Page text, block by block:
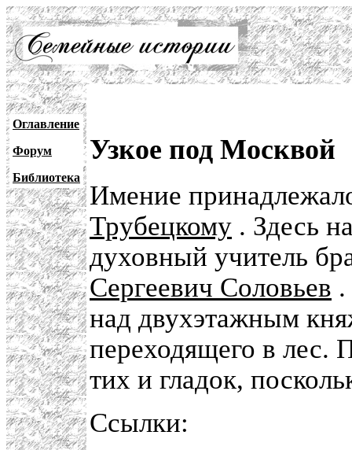
Оглавление
Форум
Библиотека
Узкое под Москвой
Имение
Трубецкому . Здесь
духовный учитель
Сергеевич Соловьев
над двухэтажным
переходящего в лес.
тих и гладок,
Ссылки: